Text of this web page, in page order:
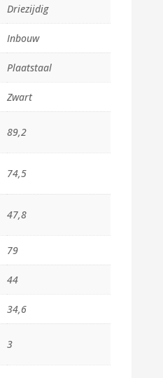
Driezijdig
Inbouw
Plaatstaal
Zwart
89,2
74,5
47,8
79
44
34,6
3